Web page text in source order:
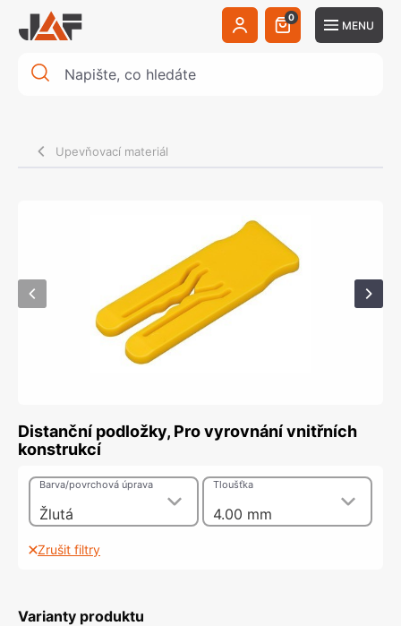
0
MENU
Upevňovací materiál
Distanční podložky, Pro vyrovnání vnitřních
konstrukcí
Žlutá
Barva/povrchová úprava
4.00 mm
Tloušťka
Zrušit filtry
Varianty produktu